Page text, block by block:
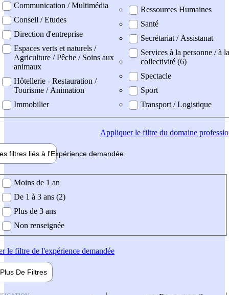
Communication / Multimédia
Conseil / Etudes
Direction d'entreprise
Espaces verts et naturels /
Agriculture / Pêche / Soins aux
animaux
Hôtellerie - Restauration /
Tourisme / Animation
Immobilier
Ressources Humaines
Santé
Secrétariat / Assistanat
Services à la personne / à la
collectivité (6)
Spectacle
Sport
Transport / Logistique
Appliquerle filtre du domaine
filtres liés à l'Expérience demandée
demandée
Moins de 1 an
De 1 à 3 ans (2)
Plus de 3 ans
Non renseignée
le filtre de l'expérience demandée
Plus De Filtres